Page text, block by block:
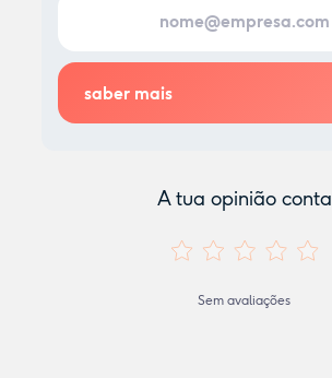
A tua opinião conta
Sem avaliações